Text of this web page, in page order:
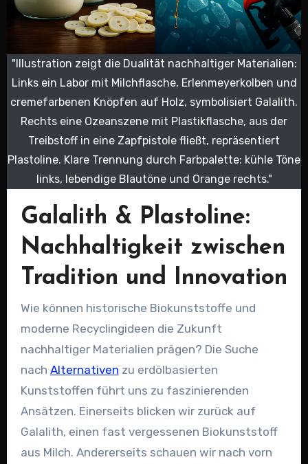
"Illustration zeigt die Dualität nachhaltiger Materialien:
Links ein Labor mit Milchflasche, Erlenmeyerkolben und
cremefarbenen Knöpfen auf Holz, symbolisiert Galalith.
Rechts eine Ozeanszene mit Plastikflasche, aus der
Treibstoff in eine Zapfpistole fließt, repräsentiert
Plastoline. Klare Trennung durch Farbpalette: kühle Töne
links, lebendige Blautöne und Orange rechts."
Galalith & Plastoline:
Nachhaltigkeit zwischen
Tradition und Innovation
Wie können historische Biokunststoffe und
moderne Recyclingideen die Zukunft
nachhaltiger Materialien prägen? Die Suche
nach Alternativen zu erdölbasierten
Kunststoffen führt uns zu faszinierenden
Ansätzen. Einerseits blicken wir zurück auf
Galalith, einen fast vergessenen Biokunststoff
aus Milch. Andererseits schauen wir nach vorn